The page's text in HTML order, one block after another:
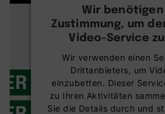
Wir
Zustimmung, um
Video-Service
Wir verwenden einen
Drittanbieters, um
einzubetten. Dieser
zu Ihren Aktivitäten
Sie die Details durch und